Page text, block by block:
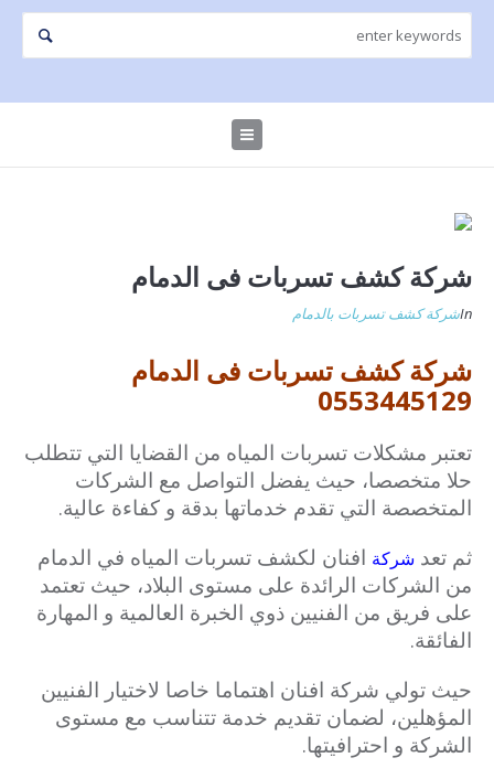
شركة كشف تسربات فى الدمام
Inشركة كشف تسربات بالدمام
شركة كشف تسربات فى الدمام
0553445129
تعتبر مشكلات تسربات المياه من القضايا التي تتطلب
حلا متخصصا، حيث يفضل التواصل مع الشركات
المتخصصة التي تقدم خدماتها بدقة و كفاءة عالية.
ثم تعد شركة افنان لكشف تسربات المياه في الدمام
من الشركات الرائدة على مستوى البلاد، حيث تعتمد
على فريق من الفنيين ذوي الخبرة العالمية و المهارة
الفائقة.
حيث تولي شركة افنان اهتماما خاصا لاختيار الفنيين
المؤهلين، لضمان تقديم خدمة تتناسب مع مستوى
الشركة و احترافيتها.